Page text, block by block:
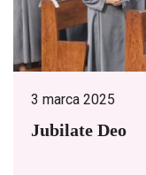
3 marca 2025
Jubilate Deo